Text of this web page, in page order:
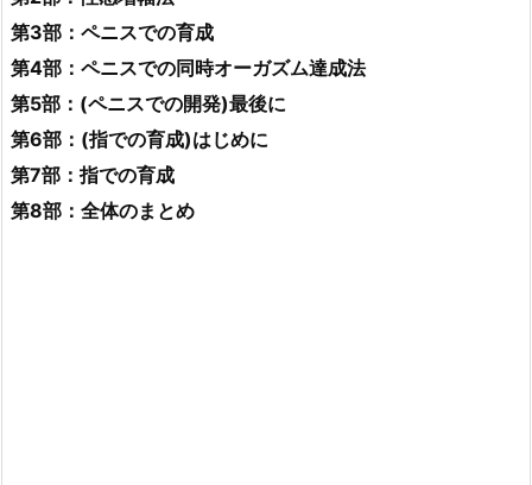
第3部：ペニスでの育成
第4部：ペニスでの同時オーガズム達成法
第5部：(ペニスでの開発)最後に
第6部：(指での育成)はじめに
第7部：指での育成
第8部：全体のまとめ